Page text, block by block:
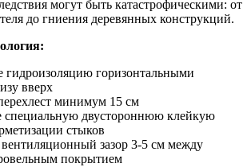
могут быть катастрофическими: от
до гниения деревянных конструкций.
гидроизоляцию горизонтальными
вверх
минимум 15 см
специальную двустороннюю клейкую
стыков
зазор 3-5 см между
покрытием